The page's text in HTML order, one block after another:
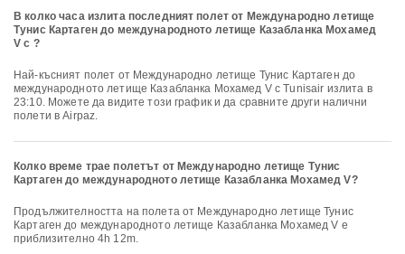
В колко часа излита последният полет от Международно летище
Тунис Картаген до международното летище Казабланка Мохамед
V с ?
Най-късният полет от Международно летище Тунис Картаген до
международното летище Казабланка Мохамед V с Tunisair излита в
23:10. Можете да видите този график и да сравните други налични
полети в Airpaz.
Колко време трае полетът от Международно летище Тунис
Картаген до международното летище Казабланка Мохамед V?
Продължителността на полета от Международно летище Тунис
Картаген до международното летище Казабланка Мохамед V е
приблизително 4h 12m.